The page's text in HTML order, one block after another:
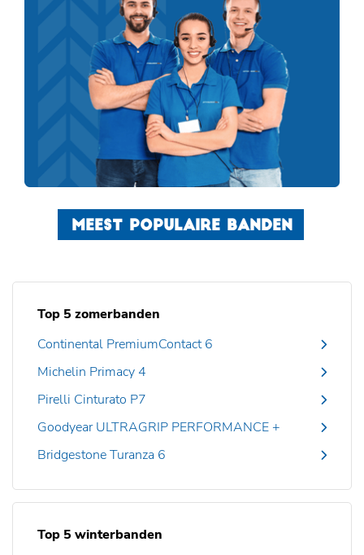
MEEST POPULAIRE BANDEN
Top 5 zomerbanden
Continental PremiumContact 6
Michelin Primacy 4
Pirelli Cinturato P7
Goodyear ULTRAGRIP PERFORMANCE +
Bridgestone Turanza 6
Top 5 winterbanden